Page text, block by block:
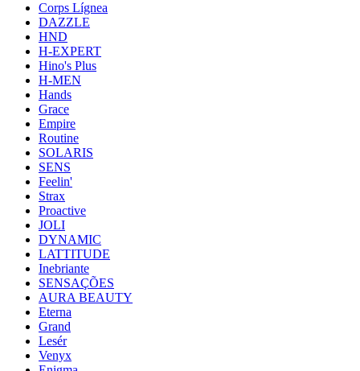
Corps Lígnea
DAZZLE
HND
H-EXPERT
Hino's Plus
H-MEN
Hands
Grace
Empire
Routine
SOLARIS
SENS
Feelin'
Strax
Proactive
JOLI
DYNAMIC
LATTITUDE
Inebriante
SENSAÇÕES
AURA BEAUTY
Eterna
Grand
Lesér
Venyx